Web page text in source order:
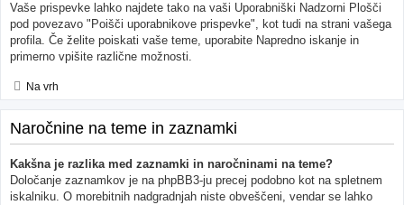
Vaše prispevke lahko najdete tako na vaši Uporabniški Nadzorni Plošči
pod povezavo "Poišči uporabnikove prispevke", kot tudi na strani vašega
profila. Če želite poiskati vaše teme, uporabite Napredno iskanje in
primerno vpišite različne možnosti.
Na vrh
Naročnine na teme in zaznamki
Kakšna je razlika med zaznamki in naročninami na teme?
Določanje zaznamkov je na phpBB3-ju precej podobno kot na spletnem
iskalniku. O morebitnih nadgradnjah niste obveščeni, vendar se lahko